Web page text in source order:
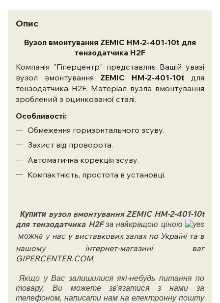
Опис
Вузол вмонтування ZEMIC HM-2-401-10t для
тензодатчика H2F
Компанія "Гіперцентр" представляє Вашій увазі
вузол вмонтування ZEMIC HM-2-401-10t для
тензодатчика H2F. Матеріал вузла вмонтування
зроблений з оцинкованої сталі.
Особливості:
Обмеження горизонтального зсуву.
Захист від проворота.
Автоматична корекція зсуву.
Компактність, простота в установці.
Купити вузол вмонтування ZEMIC HM-2-401-10t
для тензодатчика H2F за найкращою ціною
можна у нас у виставкових залах по Україні та в
нашому інтернет-магазині ваг
GIPERCENTER.COM.
Якщо у Вас залишилися які-небудь питання по
товару, Ви можете зв'язатися з нами за
телефоном, написати нам на електронну пошту